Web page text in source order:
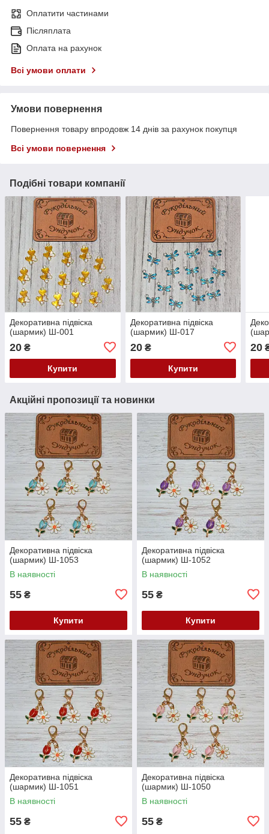
Оплатити частинами
Післяплата
Оплата на рахунок
Всі умови оплати
Умови повернення
Повернення товару впродовж 14 днів за рахунок покупця
Всі умови повернення
Подібні товари компанії
Декоративна підвіска
(шармик) Ш-001
20 ₴
Купити
Декоративна підвіска
(шармик) Ш-017
20₴
Купити
20
Акційні пропозиції та новинки
Декоративна підвіска
(шармик) Ш-1053
В наявності
55 ₴
Купити
Декоративна підвіска
(шармик) Ш-1052
В наявності
55 ₴
Купити
Декоративна підвіска
(шармик) Ш-1051
В наявності
55 ₴
Декоративна підвіска
(шармик) Ш-1050
В наявності
55 ₴